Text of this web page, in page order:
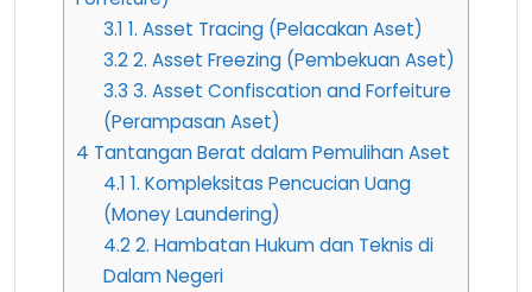
3.1 1. Asset Tracing (Pelacakan Aset)
3.22. Asset Freezing (Pembekuan Aset)
3.3 3. Asset Confiscation and Forfeiture
(Perampasan Aset)
4 Tantangan Berat dalam Pemulihan Aset
4.1 1. Kompleksitas Pencucian Uang
(Money Laundering)
4.22. Hambatan Hukum dan Teknis di
Dalam Negeri